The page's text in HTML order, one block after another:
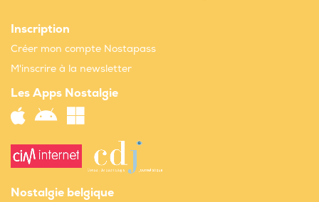
Inscription
Créer mon compte Nostapass
M'inscrire à la newsletter
Les Apps Nostalgie
Nostalgie belgique